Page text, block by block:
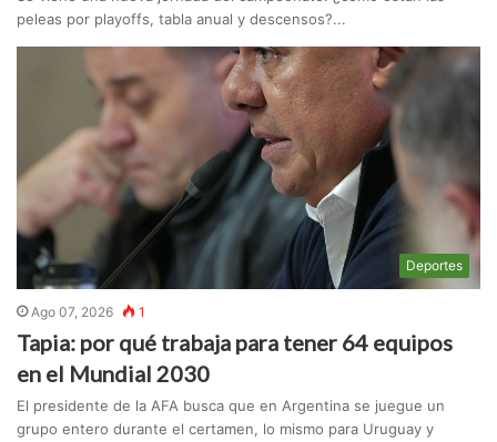
peleas por playoffs, tabla anual y descensos?...
Deportes
Ago 07, 2026 1
Tapia: por qué trabaja para tener 64 equipos
en el Mundial 2030
El presidente de la AFA busca que en Argentina se juegue un
grupo entero durante el certamen, lo mismo para Uruguay y